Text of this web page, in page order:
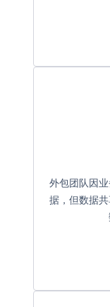
外包团队因
据，但数据